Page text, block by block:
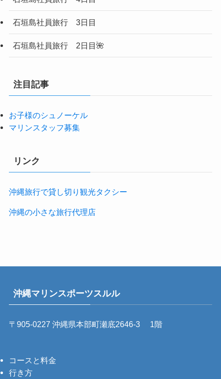
石垣島社員旅行 3日目
石垣島社員旅行 2日目🌺
注目記事
お子様のシュノーケル
マリンスタッフ募集
リンク
沖縄旅行で貸し切り観光タクシー
沖縄の小さな旅行代理店
沖縄マリンスポーツスルル
〒905-0227 沖縄県本部町瀬底2646-3 1階
コースと料金
行き方